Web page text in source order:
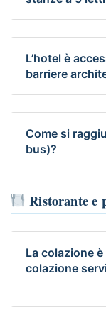
L’hotel è
barriere
Come si
bus)?
Ristorante e
La colazione
colazione